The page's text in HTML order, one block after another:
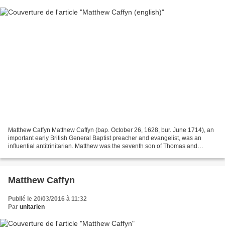
Matthew Caffyn Matthew Caffyn (bap. October 26, 1628, bur. June 1714), an
important early British General Baptist preacher and evangelist, was an
influential antitrinitarian. Matthew was the seventh son of Thomas and
Matthew Caffyn
Publié le 20/03/2016 à 11:32
Par unitarien